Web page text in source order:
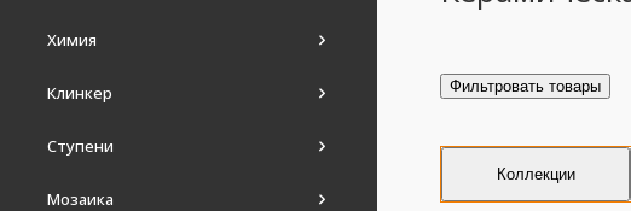
Химия
Клинкер
Ступени
Мозаика
Фильтровать товары
Коллекции